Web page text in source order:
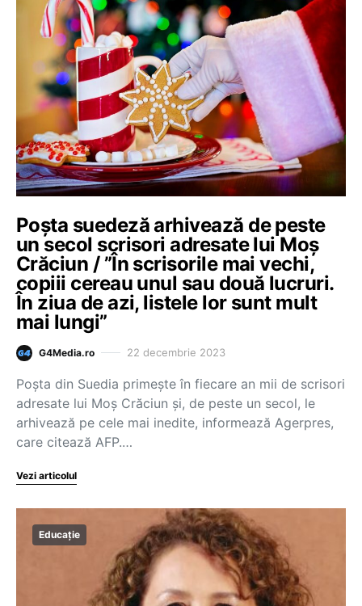
Poşta suedeză arhivează de peste
un secol scrisori adresate lui Moş
Crăciun / ”În scrisorile mai vechi,
copiii cereau unul sau două lucruri.
În ziua de azi, listele lor sunt mult
mai lungi”
G4Media.ro 22 decembrie 2023
Poşta din Suedia primeşte în fiecare an mii de scrisori
adresate lui Moş Crăciun şi, de peste un secol, le
arhivează pe cele mai inedite, informează Agerpres,
care citează AFP.…
Vezi articolul
Educație